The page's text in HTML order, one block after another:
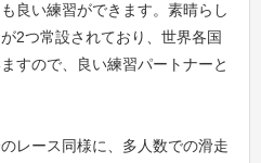
良い練習ができます。素晴らし
2つ常設されており、世界各国
すので、良い練習パートナーと
レース同様に、多人数での滑走